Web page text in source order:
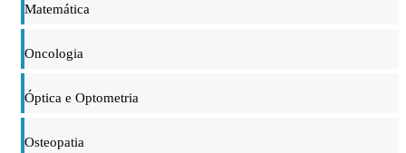
Matemática
Oncologia
Óptica e Optometria
Osteopatia